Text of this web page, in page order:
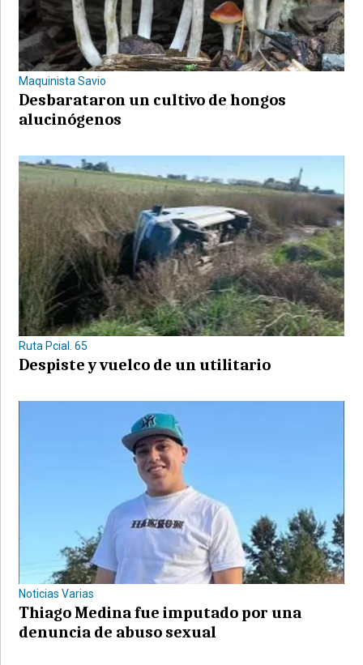
Maquinista Savio
Desbarataron un cultivo de hongos
alucinógenos
Ruta Pcial. 65
Despiste y vuelco de un utilitario
Noticias Varias
Thiago Medina fue imputado por una
denuncia de abuso sexual